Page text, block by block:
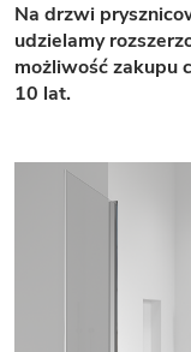
Na drzwi
udzielamy
możliwość zakupu
10 lat.